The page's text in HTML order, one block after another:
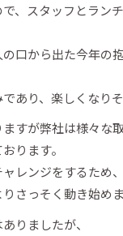
、スタッフとラン
口から出た今年の
あり、楽しくなりそ
すが弊社は様々な取
ります。
レンジをするため、
さっそく動き始めま
りましたが、